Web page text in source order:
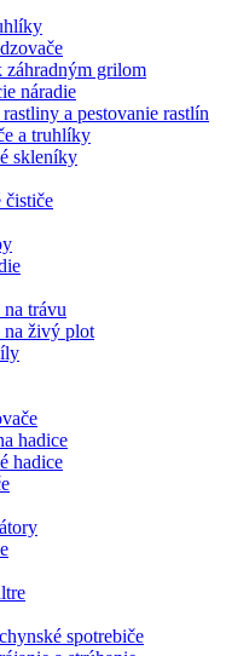
záhradným grilom
náradie
a pestovanie rastlín
a truhlíky
skleníky
čističe
trávu
na živý plot
hadice
hadice
spotrebiče